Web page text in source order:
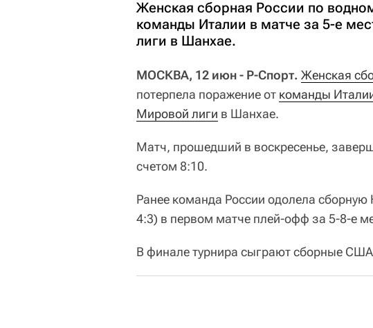
Женская сборная России по
команды Италии в матче за 5-е
лиги в Шанхае.
МОСКВА, 12 июн - Р-Спорт. Женская
потерпела поражение от команды
Мировой лиги в Шанхае.
Матч, прошедший в воскресенье,
счетом 8:10.
Ранее команда России одолела
4:3) в первом матче плей-офф за 5-8-е
В финале турнира сыграют сборные